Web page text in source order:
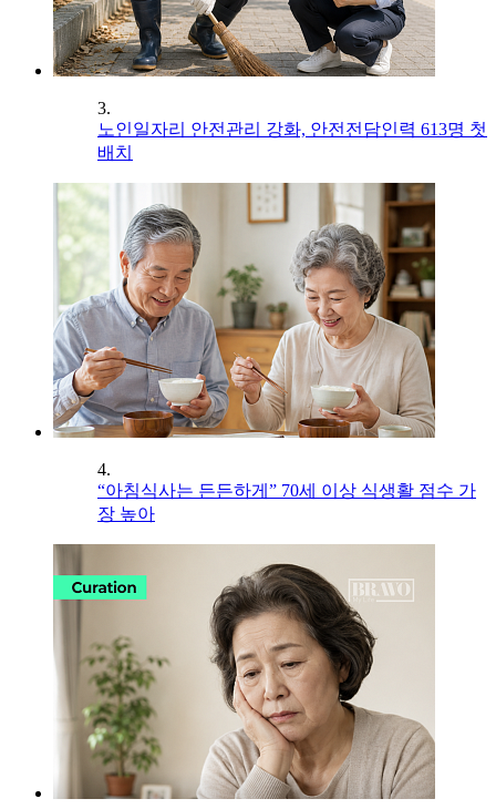
3.
노인일자리 안전관리 강화, 안전전담인력 613명 첫
배치
4.
“아침식사는 든든하게” 70세 이상 식생활 점수 가
장 높아